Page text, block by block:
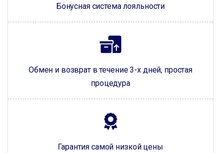
Бонусная система лояльности
Обмен и возврат в течение 3-х дней, простая
процедура
Гарантия самой низкой цены